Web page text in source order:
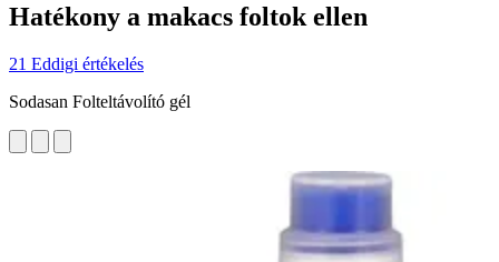
Hatékony a makacs foltok ellen
21 Eddigi értékelés
Sodasan Folteltávolító gél